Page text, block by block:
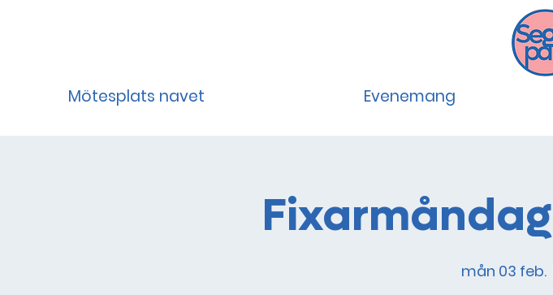
Mötesplats navet Evenemang
mån 03 feb.